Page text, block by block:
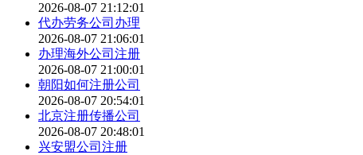
2026-08-07 21:12:01
代办劳务公司办理
2026-08-07 21:06:01
办理海外公司注册
2026-08-07 21:00:01
朝阳如何注册公司
2026-08-07 20:54:01
北京注册传播公司
2026-08-07 20:48:01
兴安盟公司注册